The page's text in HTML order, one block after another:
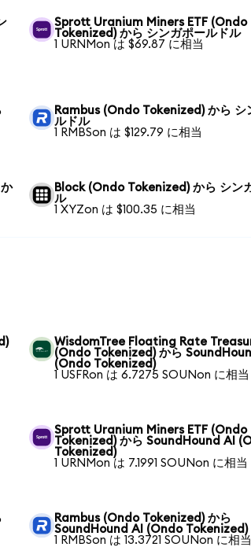
Sprott Uranium Miners ETF (Ondo
Tokenized) から シンガポールドル
1 URNMon は $69.87 に相当
Rambus (Ondo Tokenized) から シ
ルドル
1 RMBSon は $129.79 に相当
Block (Ondo Tokenized) から シン
ル
1 XYZon は $100.35 に相当
WisdomTree Floating Rate
(Ondo Tokenized) から
(Ondo Tokenized)
1 USFRon は 6.7275 SOUNon に相当
Sprott Uranium Miners ETF (Ondo
Tokenized) から SoundHound AI
Tokenized)
1 URNMon は 7.1991 SOUNon に相当
Rambus (Ondo Tokenized) から
SoundHound AI (Ondo Tokenized)
1 RMBSon は 13.3721 SOUNon に相当